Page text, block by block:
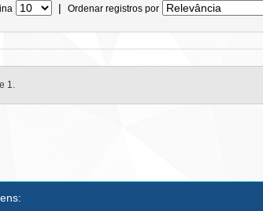
| Ordenar registros por
1.